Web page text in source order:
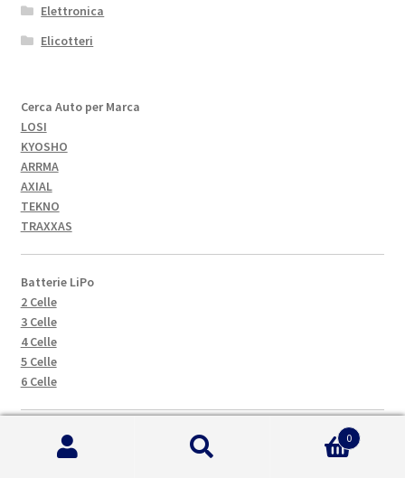
Elettronica
Elicotteri
Cerca Auto per Marca
LOSI
KYOSHO
ARRMA
AXIAL
TEKNO
TRAXXAS
Batterie LiPo
2 Celle
3 Celle
4 Celle
5 Celle
6 Celle
CARICABATTERIE
0